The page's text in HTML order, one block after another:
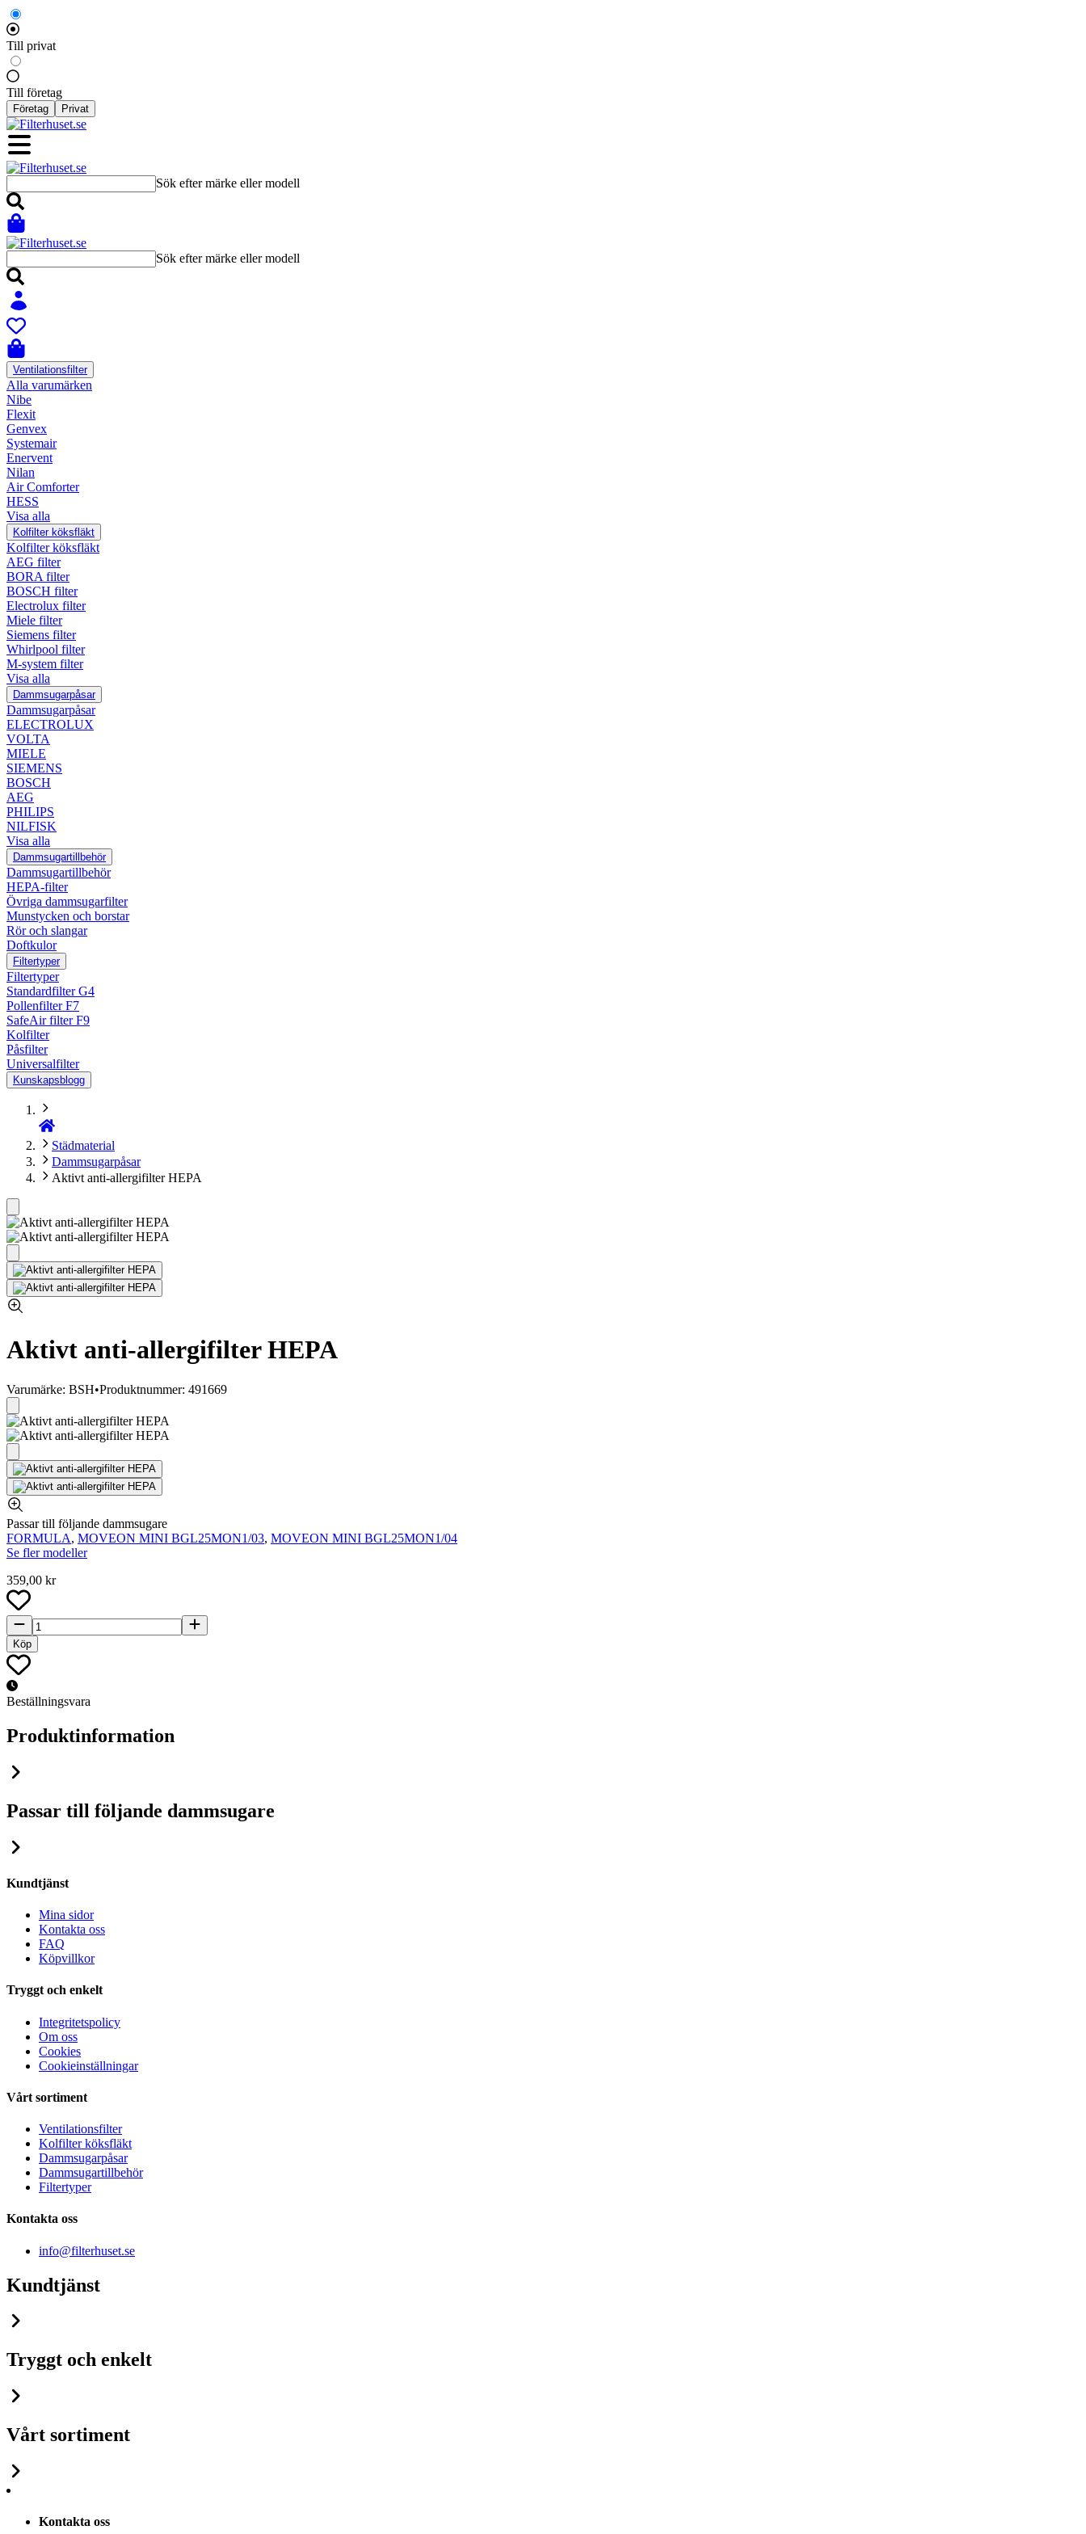
Till privat
Till företag
Företag Privat
Sök efter märke eller modell
Sök efter märke eller modell
Ventilationsfilter
Alla varumärken
Nibe
Flexit
Genvex
Systemair
Enervent
Nilan
Air Comforter
HESS
Visa alla
Kolfilter köksfläkt
Kolfilter köksfläkt
AEG filter
BORA filter
BOSCH filter
Electrolux filter
Miele filter
Siemens filter
Whirlpool filter
M-system filter
Visa alla
Dammsugarpåsar
Dammsugarpåsar
ELECTROLUX
VOLTA
MIELE
SIEMENS
BOSCH
AEG
PHILIPS
NILFISK
Visa alla
Dammsugartillbehör
Dammsugartillbehör
HEPA-filter
Övriga dammsugarfilter
Munstycken och borstar
Rör och slangar
Doftkulor
Filtertyper
Filtertyper
Standardfilter G4
Pollenfilter F7
SafeAir filter F9
Kolfilter
Påsfilter
Universalfilter
Kunskapsblogg
Städmaterial
Dammsugarpåsar
Aktivt anti-allergifilter HEPA
Aktivt anti-allergifilter HEPA
Varumärke: BSH•Produktnummer: 491669
Passar till följande dammsugare
FORMULA, MOVEON MINI BGL25MON1/03, MOVEON MINI BGL25MON1/04
Se fler modeller
359,00 kr
Köp
Beställningsvara
Produktinformation
Passar till följande dammsugare
Kundtjänst
Mina sidor
Kontakta oss
FAQ
Köpvillkor
Tryggt och enkelt
Integritetspolicy
Om oss
Cookies
Cookieinställningar
Vårt sortiment
Ventilationsfilter
Kolfilter köksfläkt
Dammsugarpåsar
Dammsugartillbehör
Filtertyper
Kontakta oss
info@filterhuset.se
Kundtjänst
Tryggt och enkelt
Vårt sortiment
Kontakta oss